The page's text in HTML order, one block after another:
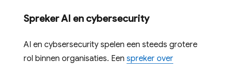
Spreker AI en cybersecurity
AI en cybsersecurity spelen een steeds grotere
rol binnen organisaties. Eenspreker over